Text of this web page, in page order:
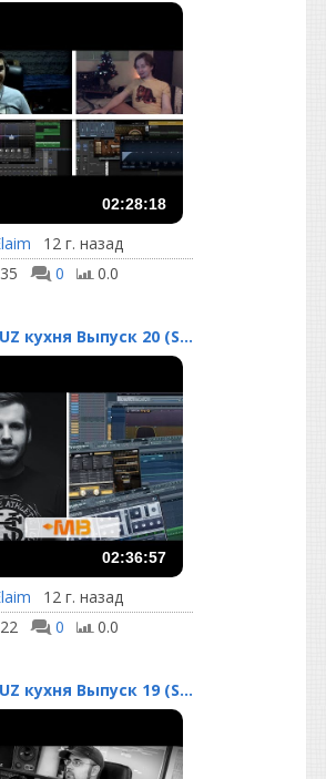
02:28:18
12 г. назад
35
0 0.0
кухня Выпуск 20 (S...
02:36:57
12 г. назад
22
0 0.0
кухня Выпуск 19 (S...